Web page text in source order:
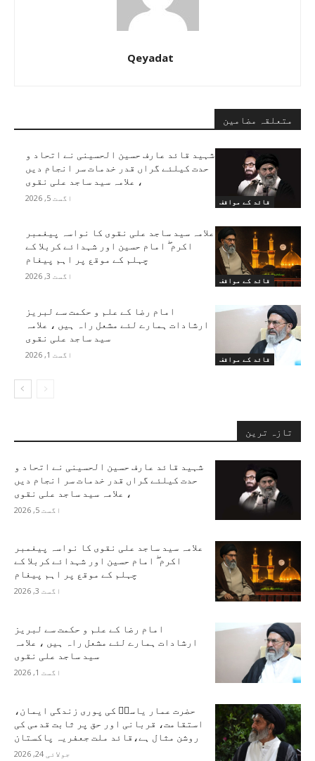
Qeyadat
متعلقہ مضامین
قائد کے مواقف
شہید قائد عارف حسین الحسینی نے اتحاد و
حدت کیلئے گراں قدر خدمات سر انجام دیں
، علامہ سید ساجد علی نقوی
اگست 5, 2026
قائد کے مواقف
علامہ سید ساجد علی نقوی کا نواسہ پیغمبر
اکرم ۖ امام حسین اور شہدائے کربلا کے
چہلم کے موقع پر اہم پیغام
اگست 3, 2026
قائد کے مواقف
امام رضا کے علم و حکمت سے لبریز
ارشادات ہمارے لئے مشعل راہ ہیں ، علامہ
سید ساجد علی نقوی
اگست 1, 2026
تازہ ترین
شہید قائد عارف حسین الحسینی نے اتحاد و
حدت کیلئے گراں قدر خدمات سر انجام دیں
، علامہ سید ساجد علی نقوی
اگست 5, 2026
علامہ سید ساجد علی نقوی کا نواسہ پیغمبر
اکرم ۖ امام حسین اور شہدائے کربلا کے
چہلم کے موقع پر اہم پیغام
اگست 3, 2026
امام رضا کے علم و حکمت سے لبریز
ارشادات ہمارے لئے مشعل راہ ہیں ، علامہ
سید ساجد علی نقوی
اگست 1, 2026
حضرت عمار یاسرؑ کی پوری زندگی ایمان،
استقامت، قربانی اور حق پر ثابت قدمی کی
روشن مثال ہے،قائد ملت جعفریہ پاکستان
جولائی 24, 2026